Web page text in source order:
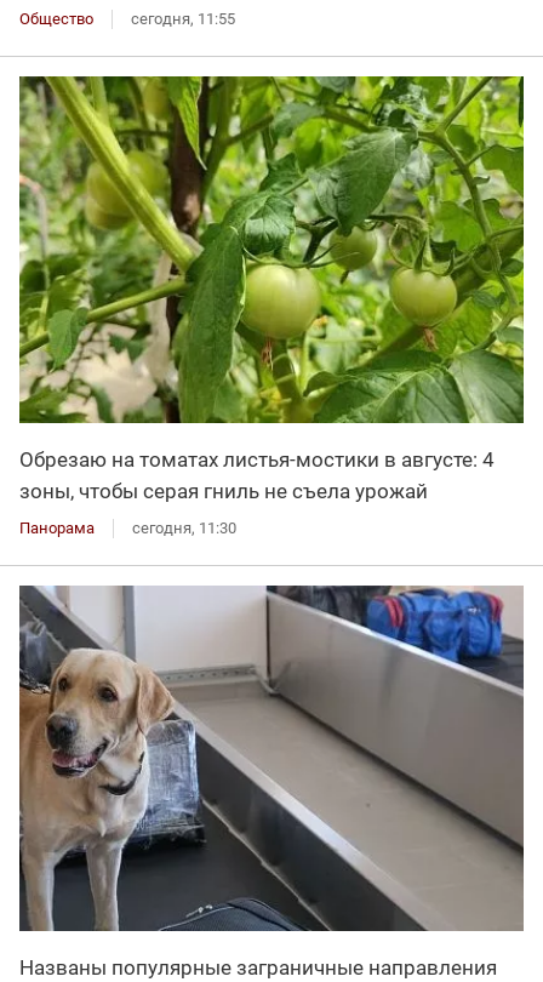
Общество сегодня, 11:55
Обрезаю на томатах листья-мостики в августе: 4
зоны, чтобы серая гниль не съела урожай
Панорама сегодня, 11:30
Названы популярные заграничные направления